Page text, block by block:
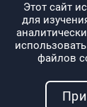
Этот сайт
для
файлов